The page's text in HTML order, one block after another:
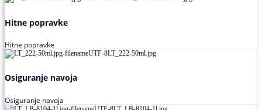
Hitne popravke
Hitne popravke
Osiguranje navoja
Osiguranje navoja